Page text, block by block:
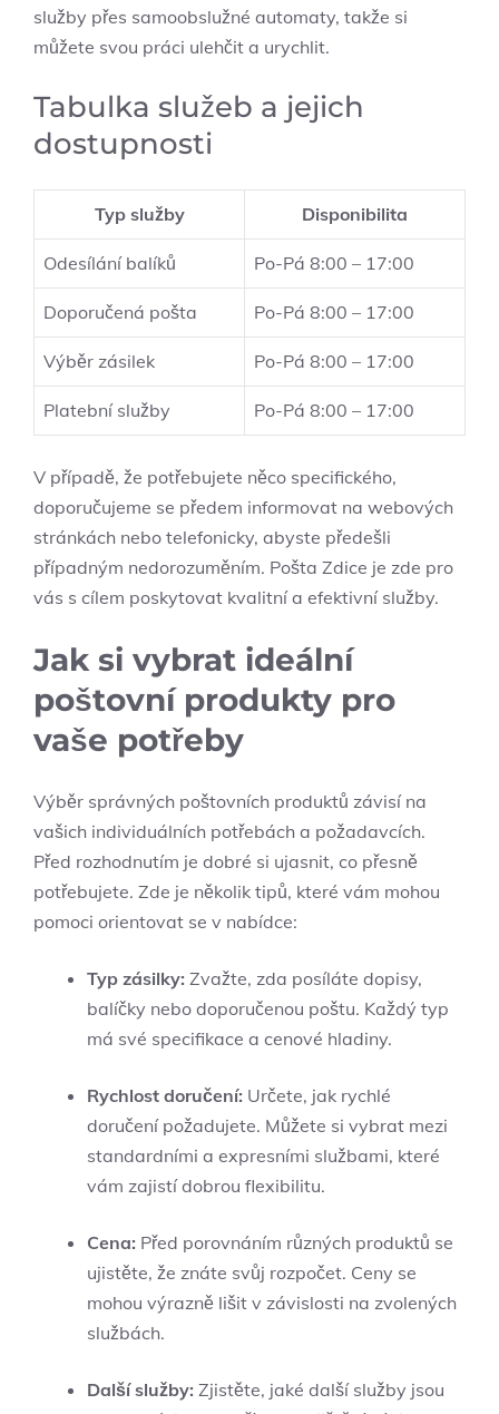
služby přes samoobslužné automaty, takže si
můžete svou práci ulehčit a urychlit.
Tabulka služeb a jejich
dostupnosti
Typ služby Disponibilita
Odesílání balíků Po-Pá 8:00 – 17:00
Doporučená pošta Po-Pá 8:00 – 17:00
Výběr zásilek Po-Pá 8:00 – 17:00
Platební služby Po-Pá 8:00 – 17:00
V případě, že potřebujete něco specifického,
doporučujeme se předem informovat na webových
stránkách nebo telefonicky, abyste předešli
případným nedorozuměním. Pošta Zdice je zde pro
vás s cílem poskytovat kvalitní a efektivní služby.
Jak si vybrat ideální
poštovní produkty pro
vaše potřeby
Výběr správných poštovních produktů závisí na
vašich individuálních potřebách a požadavcích.
Před rozhodnutím je dobré si ujasnit, co přesně
potřebujete. Zde je několik tipů, které vám mohou
pomoci orientovat se v nabídce:
Typ zásilky: Zvažte, zda posíláte dopisy,
balíčky nebo doporučenou poštu. Každý typ
má své specifikace a cenové hladiny.
Rychlost doručení: Určete, jak rychlé
doručení požadujete. Můžete si vybrat mezi
standardními a expresními službami, které
vám zajistí dobrou flexibilitu.
Cena: Před porovnáním různých produktů se
ujistěte, že znáte svůj rozpočet. Ceny se
mohou výrazně lišit v závislosti na zvolených
službách.
Další služby: Zjistěte, jaké další služby jsou